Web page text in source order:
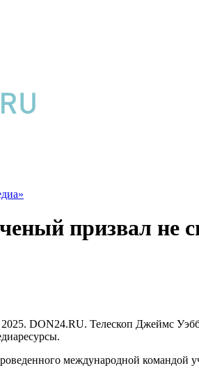
призвал не
DON24.RU. Телескоп Джеймс
международной